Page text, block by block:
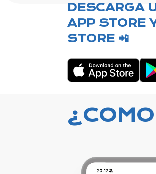
DESCARGA
APP STORE
STORE 📲